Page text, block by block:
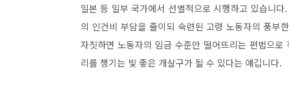
일본 등 일부 국가에서 선별적으로 시행하고 있습니
의 인건비 부담을 줄이되 숙련된 고령 노동자의 풍부
자칫하면 노동자의 임금 수준만 떨어뜨리는 편법으
리를 챙기는 빛 좋은 개살구가 될 수 있다는 얘깁니다.